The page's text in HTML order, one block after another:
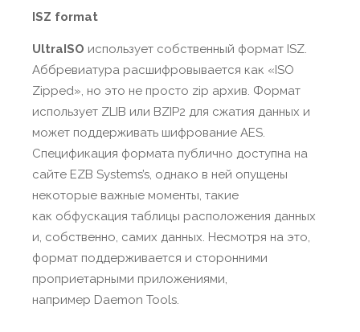
ISZ format
UltraISO использует собственный формат ISZ.
Аббревиатура расшифровывается как «ISO
Zipped», но это не просто zip архив. Формат
использует ZLIB или BZIP2 для сжатия данных и
может поддерживать шифрование AES.
Спецификация формата публично доступна на
сайте EZB Systems’s, однако в ней опущены
некоторые важные моменты, такие
как обфускация таблицы расположения данных
и, собственно, самих данных. Несмотря на это,
формат поддерживается и сторонними
проприетарными приложениями,
например Daemon Tools.